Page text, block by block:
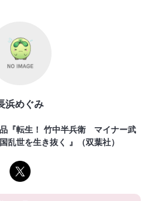
浜めぐみ
『転生！ 竹中半兵衛 マイナー武
乱世を生き抜く 』（双葉社）